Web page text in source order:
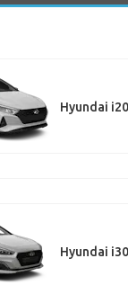
Hyundai i20
Hyundai i30